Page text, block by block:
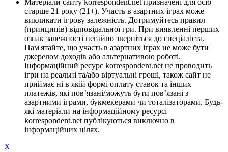
старше 21 року (21+). Участь в азартних іграх може
викликати ігрову залежність. Дотримуйтесь правил
(принципів) відповідальної гри. При виявленні перших
ознак залежності негайно зверніться до спеціаліста.
Пам'ятайте, що участь в азартних іграх не може бути
джерелом доходів або альтернативою роботі.
Інформаційний ресурс korrespondent.net не проводить
ігри на реальні та/або віртуальні гроші, також сайт не
приймає ні в якій формі оплату ставок та інших
платежів, які пов’язані/можуть бути пов’язані з
азартними іграми, букмекерами чи тоталізаторами. Будь-
які матеріали на інформаційному ресурсі
korrespondent.net публікуються виключно в
інформаційних цілях.
X